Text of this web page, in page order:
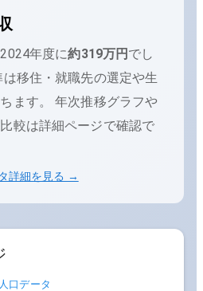
2024年度に約319万円 でし
移住・就職先の選定や生
ます。 年次推移グラフや
較は詳細ページで確認で
詳細を見る →
人口データ